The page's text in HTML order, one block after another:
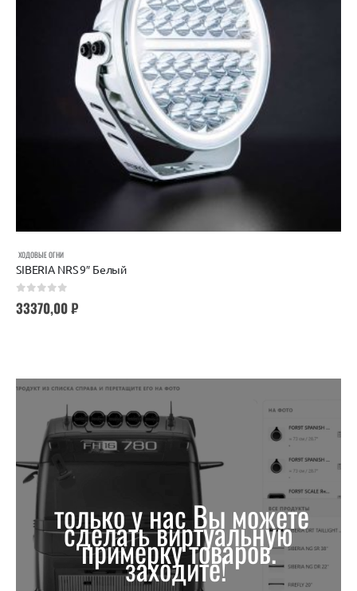
ХОДОВЫЕ ОГНИ
SIBERIA NRS 9″ Белый
33370,00₽
только у нас Вы можете
сделать виртуальную
примерку товаров.
заходите!